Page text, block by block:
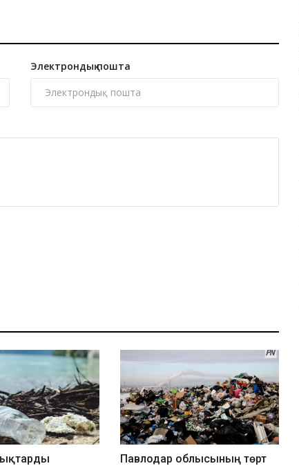
Электрондық пошта
Павлодар облысының төрт
тікұшақпен облыс орталығына...
Тамыз 4, 2026 0
35 жастағы науқасқа шұғыл көмек керек болды.